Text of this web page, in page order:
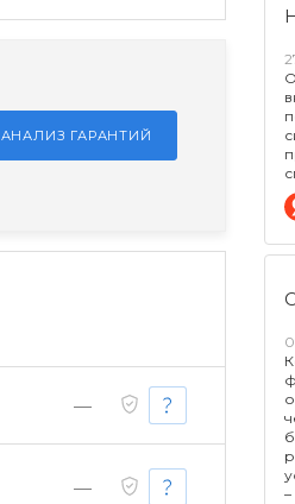
АНАЛИЗ ГАРАНТИЙ
—
—